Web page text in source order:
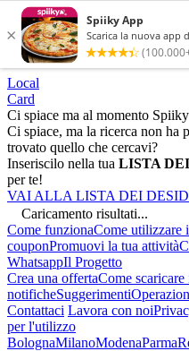
Local
Card
Ci spiace ma al momento
Ci spiace, ma la ricerca non ha
trovato quello che cercavi?
Inseriscilo nella tua LISTA
per te!
VAI ALLA LISTA DEI
Caricamento risultati...
Come funzionaCome utilizzare
couponPromuovi la tua attività
WhatsappIl Progetto
Crea una offertaCome scaricare
notificheSuggerimenti
Contattaci Lavora con noi
per l'utilizzo
BolognaMilanoModenaParma